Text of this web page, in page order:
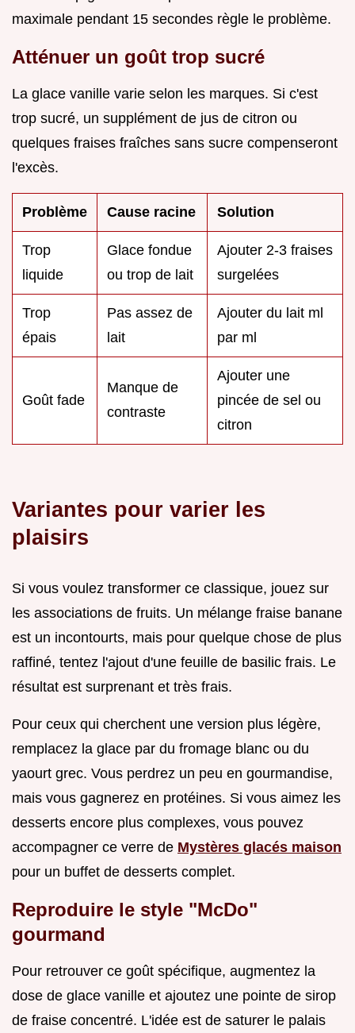
maximale pendant 15 secondes règle le problème.
Atténuer un goût trop sucré
La glace vanille varie selon les marques. Si c'est
trop sucré, un supplément de jus de citron ou
quelques fraises fraîches sans sucre compenseront
l'excès.
Problème Cause racine Solution
Trop
liquide
Glace fondue
ou trop de lait
Ajouter 2-3 fraises
surgelées
Trop
épais
Pas assez de
lait
Ajouter du lait ml
par ml
Goût fade
Manque de
contraste
Ajouter une
pincée de sel ou
citron
Variantes pour varier les
plaisirs
Si vous voulez transformer ce classique, jouez sur
les associations de fruits. Un mélange fraise banane
est un incontourts, mais pour quelque chose de plus
raffiné, tentez l'ajout d'une feuille de basilic frais. Le
résultat est surprenant et très frais.
Pour ceux qui cherchent une version plus légère,
remplacez la glace par du fromage blanc ou du
yaourt grec. Vous perdrez un peu en gourmandise,
mais vous gagnerez en protéines. Si vous aimez les
desserts encore plus complexes, vous pouvez
accompagner ce verre de Mystères glacés maison
pour un buffet de desserts complet.
Reproduire le style "McDo"
gourmand
Pour retrouver ce goût spécifique, augmentez la
dose de glace vanille et ajoutez une pointe de sirop
de fraise concentré. L'idée est de saturer le palais